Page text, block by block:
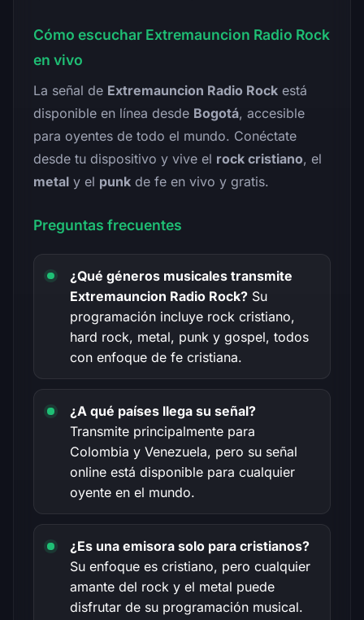
Cómo escuchar Extremauncion Radio Rock
en vivo
La señal de Extremauncion Radio Rock está
disponible en línea desde Bogotá, accesible
para oyentes de todo el mundo. Conéctate
desde tu dispositivo y vive el rock cristiano, el
metal y el punk de fe en vivo y gratis.
Preguntas frecuentes
¿Qué géneros musicales transmite
Extremauncion Radio Rock? Su
programación incluye rock cristiano,
hard rock, metal, punk y gospel, todos
con enfoque de fe cristiana.
¿A qué países llega su señal?
Transmite principalmente para
Colombia y Venezuela, pero su señal
online está disponible para cualquier
oyente en el mundo.
¿Es una emisora solo para cristianos?
Su enfoque es cristiano, pero cualquier
amante del rock y el metal puede
disfrutar de su programación musical.